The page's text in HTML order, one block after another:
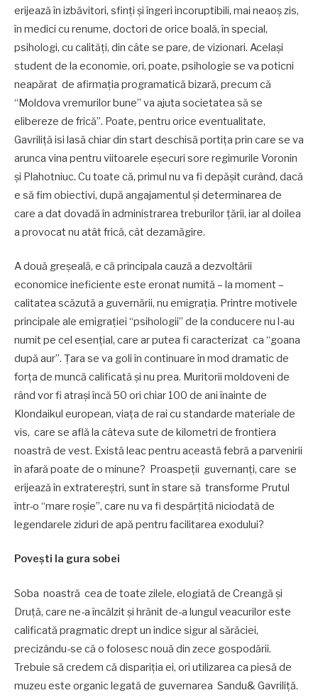
erijează în izbăvitori, sfinți și îngeri incoruptibili, mai neaoș zis,
în medici cu renume, doctori de orice boală, în special,
psihologi, cu calități, din câte se pare, de vizionari. Același
student de la economie, ori, poate, psihologie se va poticni
neapărat de afirmația programatică bizară, precum că
“Moldova vremurilor bune” va ajuta societatea să se
elibereze de frică”. Poate, pentru orice eventualitate,
Gavriliță isi lasă chiar din start deschisă portița prin care se va
arunca vina pentru viitoarele eșecuri sore regimurile Voronin
și Plahotniuc. Cu toate că, primul nu va fi depășit curând, dacă
e să fim obiectivi, după angajamentul și determinarea de
care a dat dovadă în administrarea treburilor țării, iar al doilea
a provocat nu atât frică, cât dezamăgire.
A două greșeală, e că principala cauză a dezvoltării
economice ineficiente este eronat numită – la moment –
calitatea scăzută a guvernării, nu emigrația. Printre motivele
principale ale emigrației “psihologii” de la conducere nu l-au
numit pe cel esențial, care ar putea fi caracterizat ca “goana
după aur”. Țara se va goli în continuare în mod dramatic de
forța de muncă calificată și nu prea. Muritorii moldoveni de
rând vor fi atrași încă 50 ori chiar 100 de ani înainte de
Klondaikul european, viața de rai cu standarde materiale de
vis, care se află la câteva sute de kilometri de frontiera
noastră de vest. Există leac pentru această febră a parvenirii
în afară poate de o minune? Proaspeții guvernanți, care se
erijează în extratereștri, sunt în stare să transforme Prutul
într-o “mare roșie”, care nu va fi despărțită niciodată de
legendarele ziduri de apă pentru facilitarea exodului?
Povești la gura sobei
Soba noastră cea de toate zilele, elogiată de Creangă și
Druță, care ne-a încălzit și hrănit de-a lungul veacurilor este
calificată pragmatic drept un indice sigur al sărăciei,
precizându-se că o folosesc nouă din zece gospodării.
Trebuie să credem că dispariția ei, ori utilizarea ca piesă de
muzeu este organic legată de guvernarea Sandu& Gavriliță.